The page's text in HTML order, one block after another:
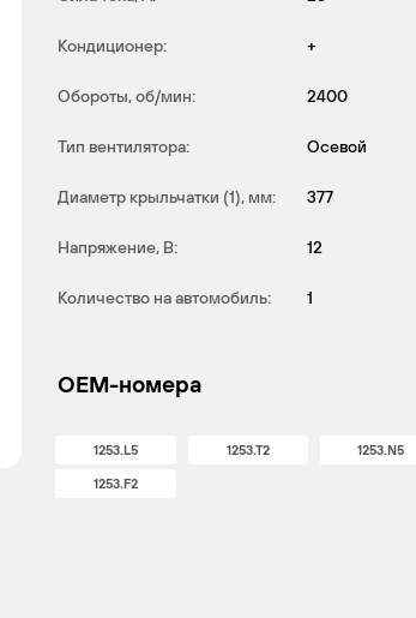
Кондиционер: +
Обороты, об/мин: 2400
Тип вентилятора: Осевой
Диаметр крыльчатки (1), мм: 377
Напряжение, В: 12
Количество на автомобиль: 1
OEM-номера
1253.L5 1253.T2 1253.N5
1253.F2